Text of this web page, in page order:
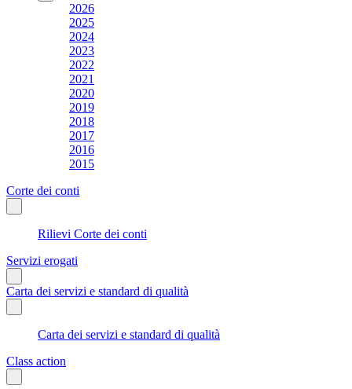
2026
2025
2024
2023
2022
2021
2020
2019
2018
2017
2016
2015
Corte dei conti
Rilievi Corte dei conti
Servizi erogati
Carta dei servizi e standard di qualità
Carta dei servizi e standard di qualità
Class action